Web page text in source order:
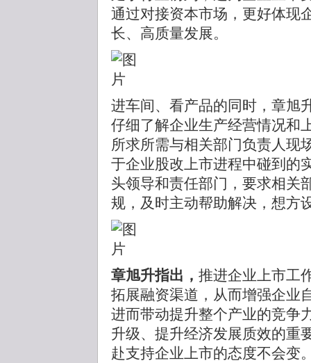
通过对接资本市场，更好体现
长、高质量发展。
进车间、看产品的同时，章旭
仔细了解企业生产经营情况和
所求所需与相关部门负责人现
于企业股改上市进程中碰到的
头领导和责任部门，要求相关
规，及时主动帮助解决，想方
章旭升指出， 推进企业上市工
拓展融资渠道，从而增强企业
进而带动提升整个产业的竞争
升级、提升经济发展质效的重
赴支持企业上市的态度不会变